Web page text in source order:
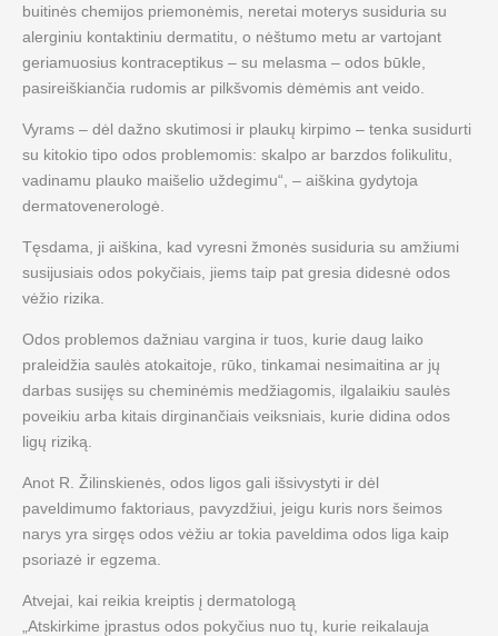
buitinės chemijos priemonėmis, neretai moterys susiduria su
alerginiu kontaktiniu dermatitu, o nėštumo metu ar vartojant
geriamuosius kontraceptikus – su melasma – odos būkle,
pasireiškiančia rudomis ar pilkšvomis dėmėmis ant veido.
Vyrams – dėl dažno skutimosi ir plaukų kirpimo – tenka susidurti
su kitokio tipo odos problemomis: skalpo ar barzdos folikulitu,
vadinamu plauko maišelio uždegimu“, – aiškina gydytoja
dermatovenerologė.
Tęsdama, ji aiškina, kad vyresni žmonės susiduria su amžiumi
susijusiais odos pokyčiais, jiems taip pat gresia didesnė odos
vėžio rizika.
Odos problemos dažniau vargina ir tuos, kurie daug laiko
praleidžia saulės atokaitoje, rūko, tinkamai nesimaitina ar jų
darbas susijęs su cheminėmis medžiagomis, ilgalaikiu saulės
poveikiu arba kitais dirginančiais veiksniais, kurie didina odos
ligų riziką.
Anot R. Žilinskienės, odos ligos gali išsivystyti ir dėl
paveldimumo faktoriaus, pavyzdžiui, jeigu kuris nors šeimos
narys yra sirgęs odos vėžiu ar tokia paveldima odos liga kaip
psoriazė ir egzema.
Atvejai, kai reikia kreiptis į dermatologą
„Atskirkime įprastus odos pokyčius nuo tų, kurie reikalauja